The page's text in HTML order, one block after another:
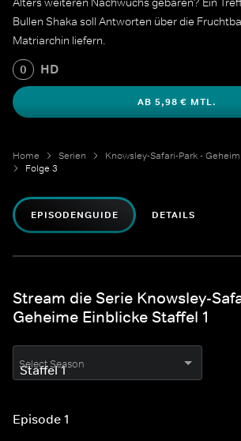
Bullen Shaka soll Antworten über die
Matriarchin liefern.
0 HD
AB 5,98 € MTL.
Home Serien
Folge 3
EPISODENGUIDE DETAILS
Stream die Serie Knowsley-
Geheime Einblicke Staffel 1
Select Season
Episode 1